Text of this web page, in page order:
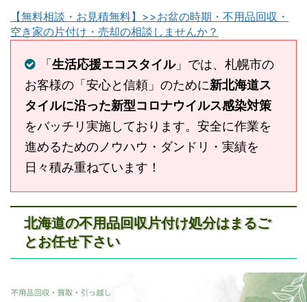
【無料相談・お見積無料】>>お盆の時期・不用品回収・
空き家の片付け・売却の相談しませんか？
「 生活応援エコスタイル」では、札幌市の
お客様の「安心と信頼」のために新北海道ス
タイルに沿った新型コロナウイルス感染対策
をバッチリ実施しております。安全に作業を
進めるためのノウハウ・ダンドリ・実績を
日々積み重ねています！
北海道の不用品回収片付け処分はまるご
とお任せ下さい